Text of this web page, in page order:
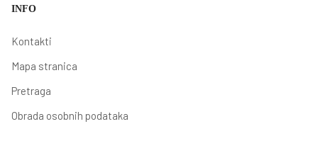
INFO
Kontakti
Mapa stranica
Pretraga
Obrada osobnih podataka